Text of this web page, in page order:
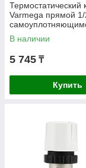
Термостатический
Varmega прямой 1/
полусгоном
В наличии
5 745 ₸
Купить